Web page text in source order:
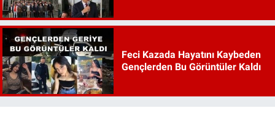
Feci Kazada Hayatını Kaybeden
Gençlerden Bu Görüntüler Kaldı